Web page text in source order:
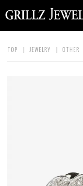
TOP | JEWELRY | OTHER